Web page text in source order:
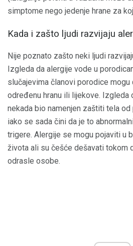
simptome nego jedenje hrane za
Kada i zašto ljudi razvijaju
Nije poznato zašto neki ljudi
Izgleda da alergije vode u
slučajevima članovi porodice
određenu hranu ili lijekove. Izgleda
nekada bio namenjen zaštiti tela
iako se sada čini da je to
trigere. Alergije se mogu pojaviti u
života ali su češće dešavati tokom
odrasle osobe.